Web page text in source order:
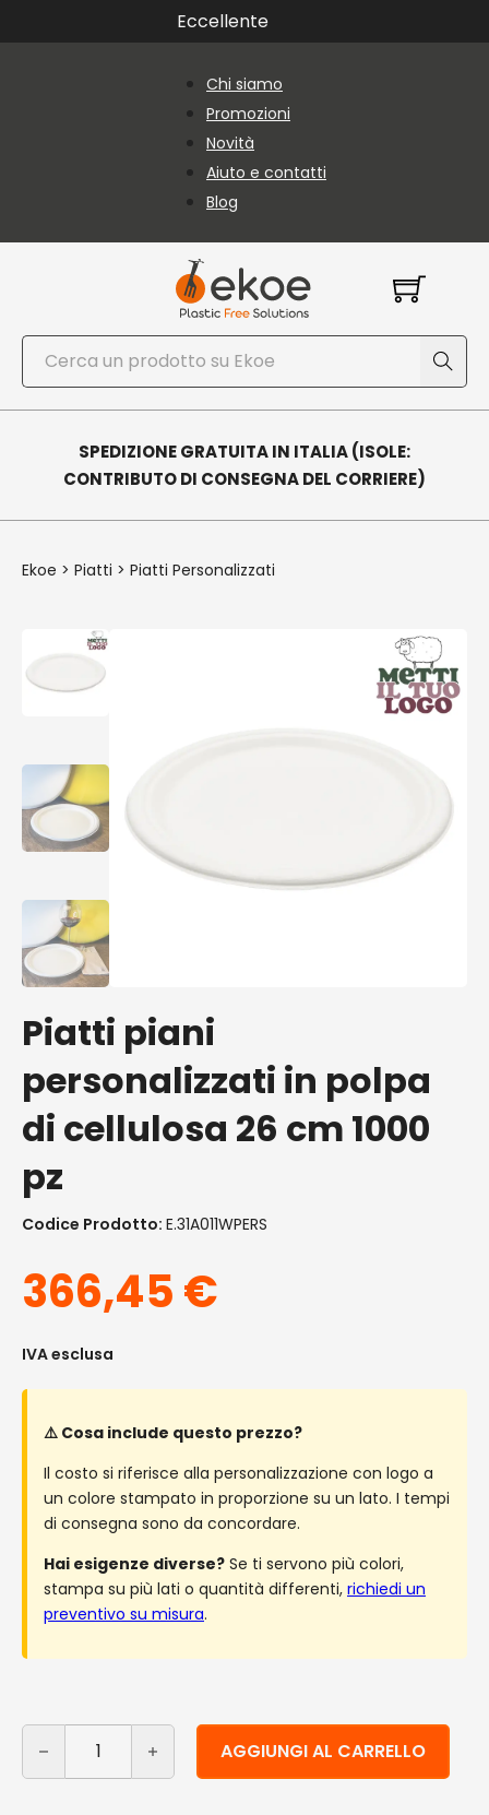
Vai al contenuto principale
Vai al piè di paginaEccellente
Chi siamo
Promozioni
Novità
Aiuto e contatti
Blog
Cerca
SPEDIZIONE GRATUITA IN ITALIA (ISOLE:
CONTRIBUTO DI CONSEGNA DEL CORRIERE)
Ekoe > Piatti > Piatti Personalizzati
Piatti piani
personalizzati in polpa
di cellulosa 26 cm 1000
pz
Codice Prodotto: E.31A011WPERS
366,45€
IVA esclusa
⚠️ Cosa include questo prezzo?
Il costo si riferisce alla personalizzazione con logo a
un colore stampato in proporzione su un lato. I tempi
di consegna sono da concordare.
Hai esigenze diverse? Se ti servono più colori,
stampa su più lati o quantità differenti, richiedi un
preventivo su misura.
Piatti piani personalizzati in polpa di cellulosa 26 cm
AGGIUNGI AL CARRELLO
Alternative: